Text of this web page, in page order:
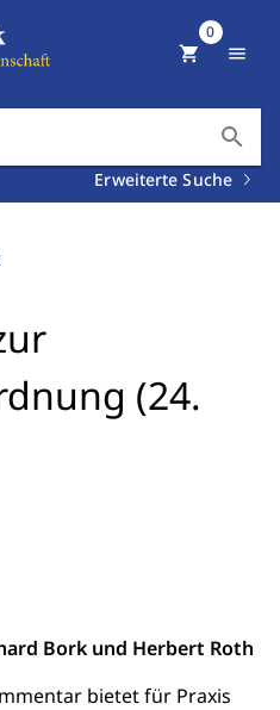
search
Erweiterte Suche
shopping_cart
0
menu
(24.
Bork und Herbert Roth
bietet für Praxis